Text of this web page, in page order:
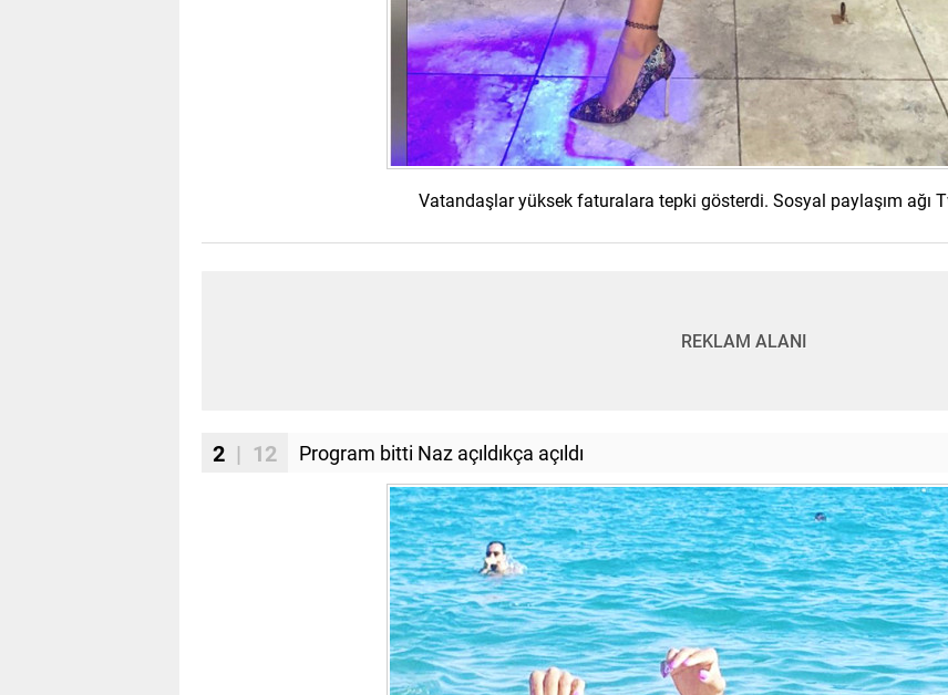
Vatandaşlar yüksek faturalara tepki gösterdi. Sosyal paylaşım ağı
REKLAM ALANI
2 | 12 Program bitti Naz açıldıkça açıldı